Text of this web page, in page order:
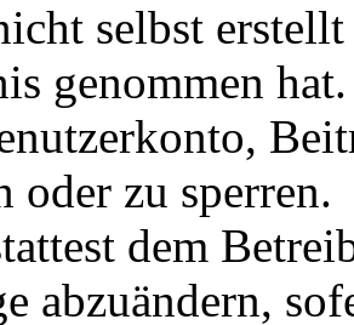
selbst
genommen
oder zu sperren.
dem
abzuändern,